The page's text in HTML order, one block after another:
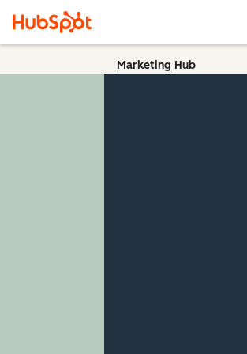
Marketing Hub